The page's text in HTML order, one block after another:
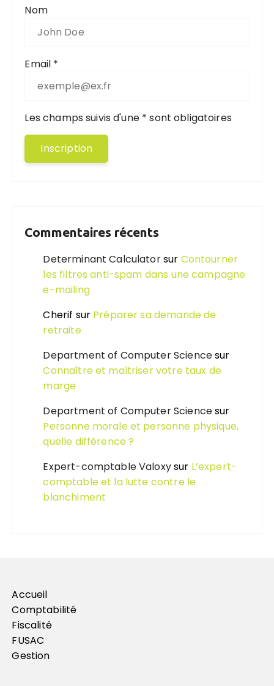
Nom
Email *
Les champs suivis d'une * sont obligatoires
Commentaires récents
Determinant Calculatorsur Contourner
les filtres anti-spam dans une campagne
e-mailing
Cherif sur Préparer sa demande de
retraite
Department of Computer Sciencesur
Connaître et maîtriser votre taux de
marge
Department of Computer Sciencesur
Personne morale et personne physique,
quelle différence ?
Expert-comptable Valoxysur L’expert-
comptable et la lutte contre le
blanchiment
Accueil
Comptabilité
Fiscalité
FUSAC
Gestion